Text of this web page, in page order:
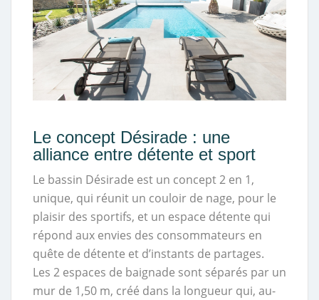
Le concept Désirade : une
alliance entre détente et sport
Le bassin Désirade est un concept 2 en 1,
unique, qui réunit un couloir de nage, pour le
plaisir des sportifs, et un espace détente qui
répond aux envies des consommateurs en
quête de détente et d’instants de partages.
Les 2 espaces de baignade sont séparés par un
mur de 1,50 m, créé dans la longueur qui, au-